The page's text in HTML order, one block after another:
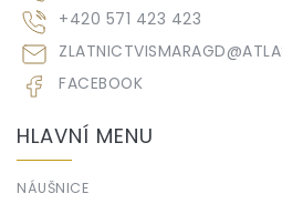
ZLATNICTVISMARAGD@
+420 571 423 423
FACEBOOK
HLAVNÍ MENU
NÁUŠNICE